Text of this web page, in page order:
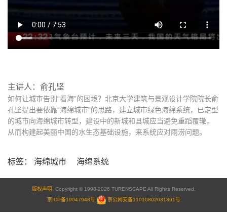
主讲人：俞孔坚
如何让城市告别“看海”的困境？北京大学建筑与景观设计学院院长俞
孔坚提出要依靠“海绵城市”的思路，建立城市绿色海绵系统，已定型
的城市向海绵城市转型，建设中的新城和县城应当避免重蹈覆辙，
从而构建起美丽中国的水生态基础设施，来系统应对雨涝问题。
标签： 海绵城市 海绵系统
版权声明 Copyright © 1998-2026 TURENSCAPE All Righits Reserved.
京ICP备19047948号
京公网安备11010802031391号